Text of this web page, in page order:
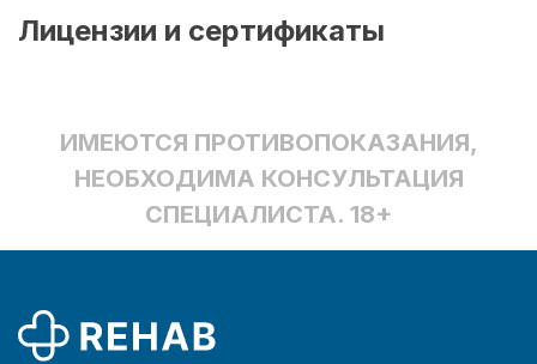
Лицензии и сертификаты
ИМЕЮТСЯ ПРОТИВОПОКАЗАНИЯ,
НЕОБХОДИМА КОНСУЛЬТАЦИЯ
СПЕЦИАЛИСТА. 18+